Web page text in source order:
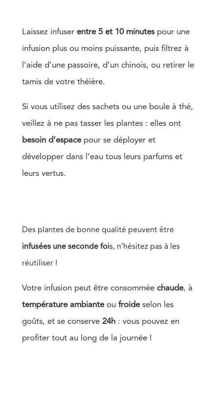
Laissez infuser entre 5 et 10 minutespour une
infusion plus ou moins puissante, puis filtrez à
l’aide d’une passoire, d’un chinois, ou retirer le
tamis de votre théière.
Si vous utilisez des sachets ou une boule à thé,
veillez à ne pas tasser les plantes : elles ont
besoin d’espacepour se déployer et
développer dans l’eau tous leurs parfums et
leurs vertus.
Des plantes de bonne qualité peuvent être
infusées une seconde fois, n’hésitez pas à les
réutiliser !
Votre infusion peut être consommée chaude, à
température ambianteou froideselon les
goûts, et se conserve 24h: vous pouvez en
profiter tout au long de la journée !